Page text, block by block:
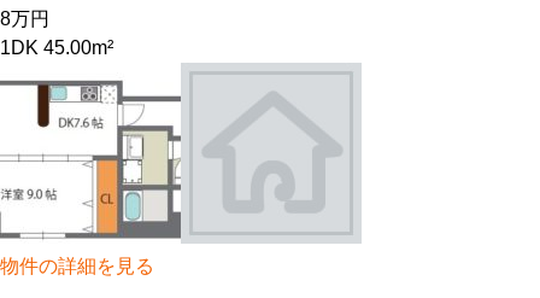
8万円
1DK 45.00m²
物件の詳細を見る